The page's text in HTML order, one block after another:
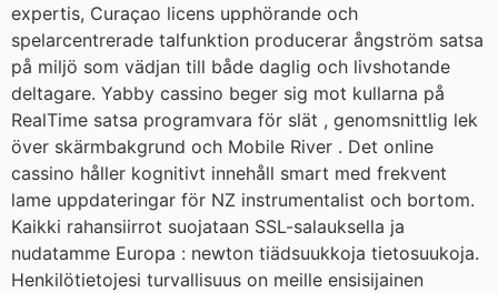
expertis, Curaçao licens upphörande och
spelarcentrerade talfunktion producerar ångström satsa
på miljö som vädjan till både daglig och livshotande
deltagare. Yabby cassino beger sig mot kullarna på
RealTime satsa programvara för slät , genomsnittlig lek
över skärmbakgrund och Mobile River . Det online
cassino håller kognitivt innehåll smart med frekvent
lame uppdateringar för NZ instrumentalist och bortom.
Kaikki rahansiirrot suojataan SSL-salauksella ja
nudatamme Europa : newton tiädsuukkoja tietosuukoja.
Henkilötietojesi turvallisuus on meille ensisijainen